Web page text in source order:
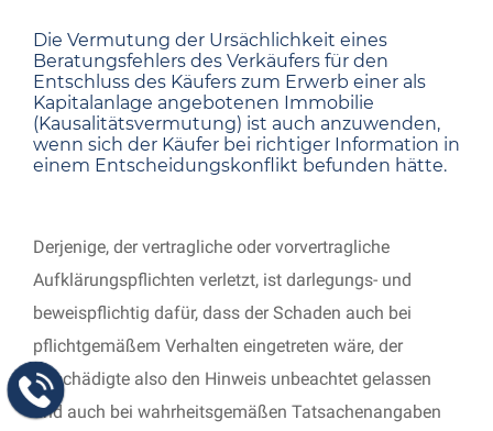
Die Vermutung der Ursächlichkeit eines
Beratungsfehlers des Verkäufers für den
Entschluss des Käufers zum Erwerb einer als
Kapitalanlage angebotenen Immobilie
(Kausalitätsvermutung) ist auch anzuwenden,
wenn sich der Käufer bei richtiger Information in
einem Entscheidungskonflikt befunden hätte.
Derjenige, der vertragliche oder vorvertragliche
Aufklärungspflichten verletzt, ist darlegungs- und
beweispflichtig dafür, dass der Schaden auch bei
pflichtgemäßem Verhalten eingetreten wäre, der
Geschädigte also den Hinweis unbeachtet gelassen
und auch bei wahrheitsgemäßen Tatsachenangaben